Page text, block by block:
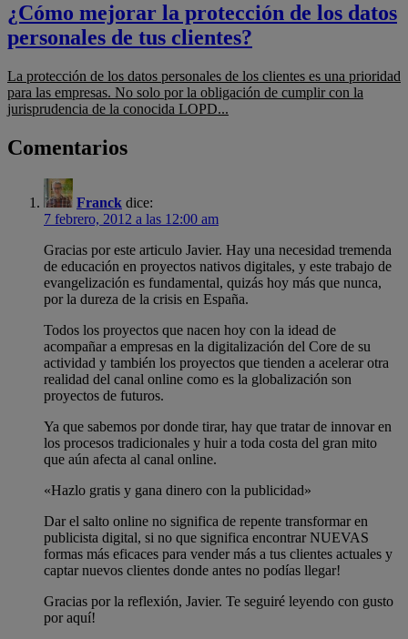
¿Cómo mejorar la protección de los datos
personales de tus clientes?
La protección de los datos personales de los clientes es una prioridad
para las empresas. No solo por la obligación de cumplir con la
jurisprudencia de la conocida LOPD...
Comentarios
Franck dice:
7 febrero, 2012 a las 12:00 am
Gracias por este articulo Javier. Hay una necesidad tremenda
de educación en proyectos nativos digitales, y este trabajo de
evangelización es fundamental, quizás hoy más que nunca,
por la dureza de la crisis en España.
Todos los proyectos que nacen hoy con la idead de
acompañar a empresas en la digitalización del Core de su
actividad y también los proyectos que tienden a acelerar otra
realidad del canal online como es la globalización son
proyectos de futuros.
Ya que sabemos por donde tirar, hay que tratar de innovar en
los procesos tradicionales y huir a toda costa del gran mito
que aún afecta al canal online.
«Hazlo gratis y gana dinero con la publicidad»
Dar el salto online no significa de repente transformar en
publicista digital, si no que significa encontrar NUEVAS
formas más eficaces para vender más a tus clientes actuales y
captar nuevos clientes donde antes no podías llegar!
Gracias por la reflexión, Javier. Te seguiré leyendo con gusto
por aquí!